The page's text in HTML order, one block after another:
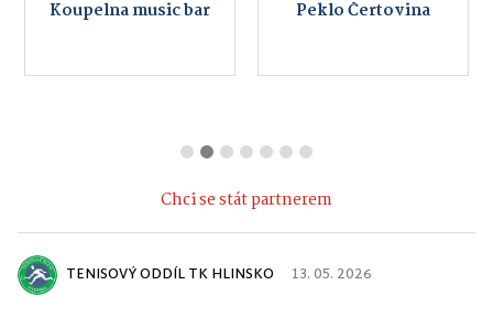
Koupelna music bar Peklo Čertovina
Chci se stát partnerem
TENISOVÝ ODDÍL TK HLINSKO 13. 05. 2026